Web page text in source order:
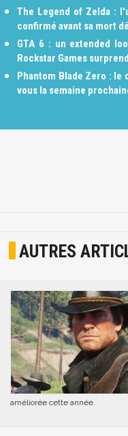
The Legend of Zelda :
confirmé avant sa mort
GTA 6 : un extended
Rockstar Games
Phantom Blade Zero :
vous la semaine
AUTRES
améliorée cette année.